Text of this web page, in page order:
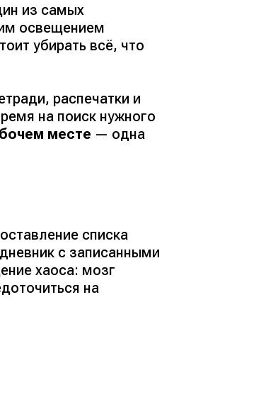
из самых
освещением
убирать всё, что
распечатки и
на поиск нужного
месте — одна
списка
с записанными
хаоса: мозг
на